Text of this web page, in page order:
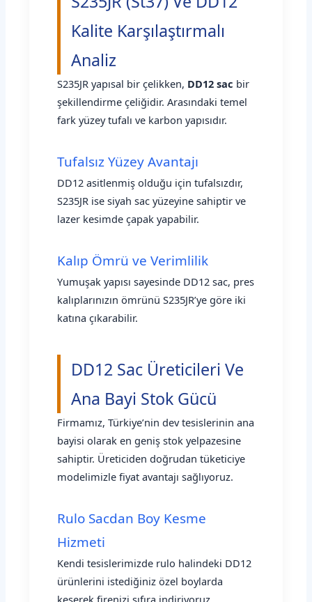
Kalite Karşılaştırmalı
Analiz
S235JR yapısal bir çelikken, DD12 sac bir
şekillendirme çeliğidir. Arasındaki temel
fark yüzey tufalı ve karbon yapısıdır.
Tufalsız Yüzey Avantajı
DD12 asitlenmiş olduğu için tufalsızdır,
S235JR ise siyah sac yüzeyine sahiptir ve
lazer kesimde çapak yapabilir.
Kalıp Ömrü ve Verimlilik
Yumuşak yapısı sayesinde DD12 sac, pres
kalıplarınızın ömrünü S235JR’ye göre iki
katına çıkarabilir.
DD12 Sac Üreticileri Ve
Ana Bayi Stok Gücü
Firmamız, Türkiye’nin dev tesislerinin ana
bayisi olarak en geniş stok yelpazesine
sahiptir. Üreticiden doğrudan tüketiciye
modelimizle fiyat avantajı sağlıyoruz.
Rulo Sacdan Boy Kesme
Hizmeti
Kendi tesislerimizde rulo halindeki DD12
ürünlerini istediğiniz özel boylarda